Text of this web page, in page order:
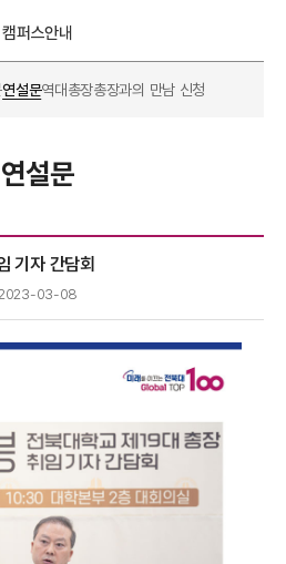
캠퍼스안내
연설문역대총장총장과의 만남 신청
연설문
기자 간담회
03-08